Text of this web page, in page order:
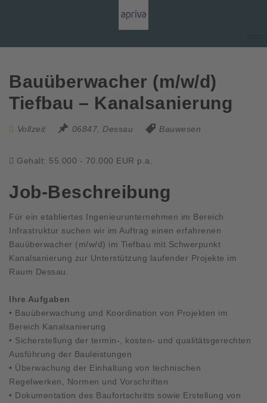
Bauüberwacher (m/w/d)
Tiefbau – Kanalsanierung
Vollzeit 06847, Dessau Bauwesen
Gehalt: 55.000 - 70.000 EUR p.a.
Job-Beschreibung
Für ein etabliertes Ingenieurunternehmen im Bereich
Infrastruktur suchen wir im Auftrag einen erfahrenen
Bauüberwacher (m/w/d) im Tiefbau mit Schwerpunkt
Kanalsanierung zur Unterstützung laufender Projekte im
Raum Dessau.
Ihre Aufgaben
• Bauüberwachung und Koordination von Projekten im
Bereich Kanalsanierung
• Sicherstellung der termin-, kosten- und qualitätsgerechten
Ausführung der Bauleistungen
• Überwachung der Einhaltung von technischen
Regelwerken, Normen und Vorschriften
• Dokumentation des Baufortschritts sowie Erstellung von